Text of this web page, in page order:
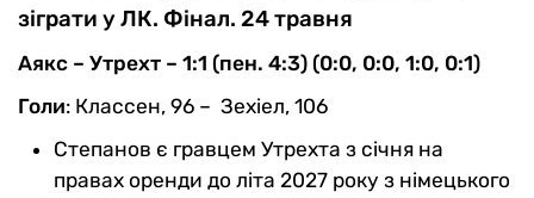
зіграти у ЛК. Фінал. 24 травня
Аякс – Утрехт – 1:1 (пен. 4:3) (0:0, 0:0, 1:0, 0:1)
Голи: Классен, 96 – Зехіел, 106
Степанов є гравцем Утрехта з січня на
правах оренди до літа 2027 року з німецького